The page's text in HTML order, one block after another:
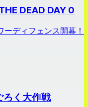
DEAD DAY 0
ディフェンス開幕！
ろく大作戦